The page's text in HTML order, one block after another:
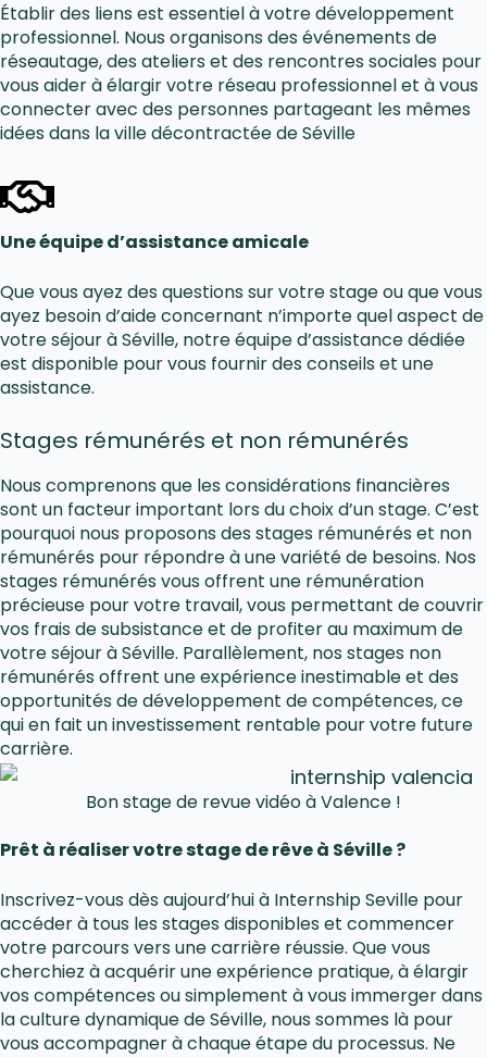
Établir des liens est essentiel à votre développement
professionnel. Nous organisons des événements de
réseautage, des ateliers et des rencontres sociales pour
vous aider à élargir votre réseau professionnel et à vous
connecter avec des personnes partageant les mêmes
idées dans la ville décontractée de Séville
Une équipe d’assistance amicale
Que vous ayez des questions sur votre stage ou que vous
ayez besoin d’aide concernant n’importe quel aspect de
votre séjour à Séville, notre équipe d’assistance dédiée
est disponible pour vous fournir des conseils et une
assistance.
Stages rémunérés et non rémunérés
Nous comprenons que les considérations financières
sont un facteur important lors du choix d’un stage. C’est
pourquoi nous proposons des stages rémunérés et non
rémunérés pour répondre à une variété de besoins. Nos
stages rémunérés vous offrent une rémunération
précieuse pour votre travail, vous permettant de couvrir
vos frais de subsistance et de profiter au maximum de
votre séjour à Séville. Parallèlement, nos stages non
rémunérés offrent une expérience inestimable et des
opportunités de développement de compétences, ce
qui en fait un investissement rentable pour votre future
carrière.
Bon stage de revue vidéo à Valence !
Prêt à réaliser votre stage de rêve à Séville ?
Inscrivez-vous dès aujourd’hui à Internship Seville pour
accéder à tous les stages disponibles et commencer
votre parcours vers une carrière réussie. Que vous
cherchiez à acquérir une expérience pratique, à élargir
vos compétences ou simplement à vous immerger dans
la culture dynamique de Séville, nous sommes là pour
vous accompagner à chaque étape du processus. Ne